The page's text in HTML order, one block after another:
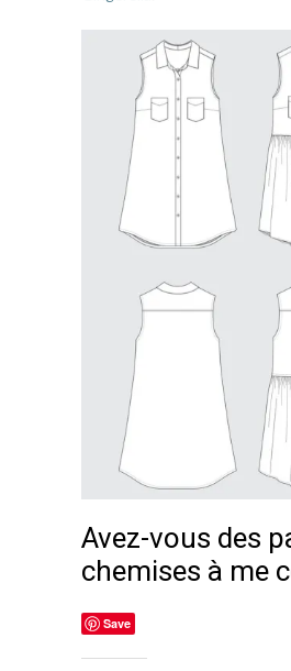
Avez-vous des
chemises à me
Save